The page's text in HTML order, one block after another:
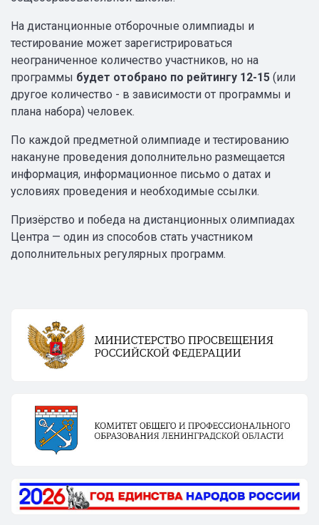
На дистанционные отборочные олимпиады и
тестирование может зарегистрироваться
неограниченное количество участников, но на
программы будет отобрано по рейтингу 12-15 (или
другое количество - в зависимости от программы и
плана набора) человек.
По каждой предметной олимпиаде и тестированию
накануне проведения дополнительно размещается
информация, информационное письмо о датах и
условиях проведения и необходимые ссылки.
Призёрство и победа на дистанционных олимпиадах
Центра — один из способов стать участником
дополнительных регулярных программ.